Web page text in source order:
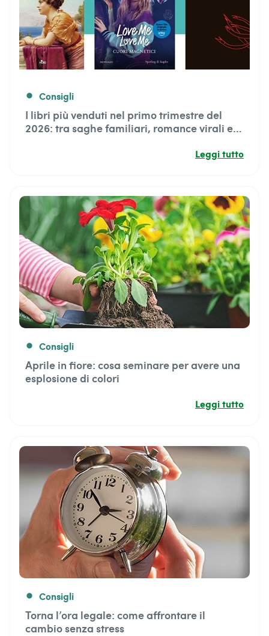
fiber_manual_record Consigli
I libri più venduti nel primo trimestre del
2026: tra saghe familiari, romance virali e
Leggi tutto
fiber_manual_record Consigli
Aprile in fiore: cosa seminare per avere una
esplosione di colori
Leggi tutto
fiber_manual_record Consigli
Torna l’ora legale: come affrontare il
cambio senza stress